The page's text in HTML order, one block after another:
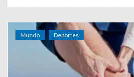
Mundo Deportes